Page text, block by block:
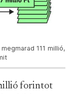
111 millió,
forintot